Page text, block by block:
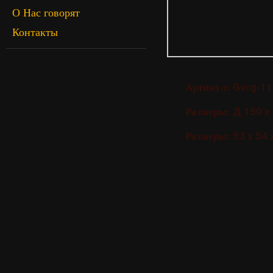
О Нас говорят
Контакты
Артикул: Gvcg-11
Размеры: Д 150 x
Размеры: 53 x 54